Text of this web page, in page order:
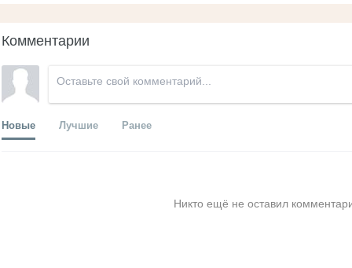
Комментарии
Новые Лучшие Ранее
Никто ещё не оставил